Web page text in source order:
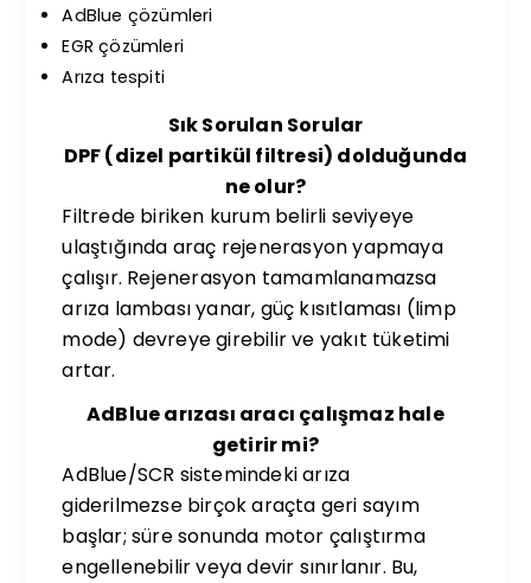
AdBlue çözümleri
EGR çözümleri
Arıza tespiti
Sık Sorulan Sorular
DPF (dizel partikül filtresi) dolduğunda
ne olur?
Filtrede biriken kurum belirli seviyeye
ulaştığında araç rejenerasyon yapmaya
çalışır. Rejenerasyon tamamlanamazsa
arıza lambası yanar, güç kısıtlaması (limp
mode) devreye girebilir ve yakıt tüketimi
artar.
AdBlue arızası aracı çalışmaz hale
getirir mi?
AdBlue/SCR sistemindeki arıza
giderilmezse birçok araçta geri sayım
başlar; süre sonunda motor çalıştırma
engellenebilir veya devir sınırlanır. Bu,